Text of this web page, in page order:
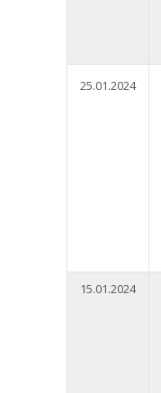
25.01.2024
15.01.2024